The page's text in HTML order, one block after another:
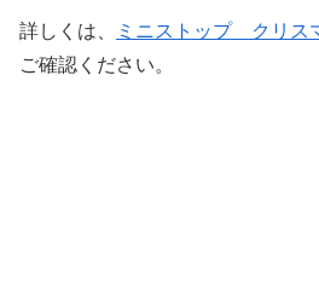
詳しくは、 ミニストップ クリス
ご確認ください。